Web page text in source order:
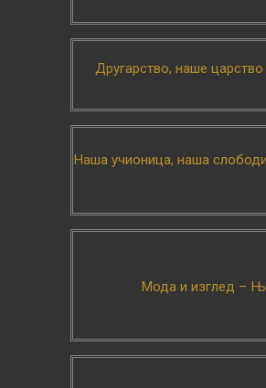
Другарство, наше
Наша учионица, наша
Мода и изглед –